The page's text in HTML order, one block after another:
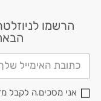
דוא׳׳ל
אני מסכים.ה לקבל